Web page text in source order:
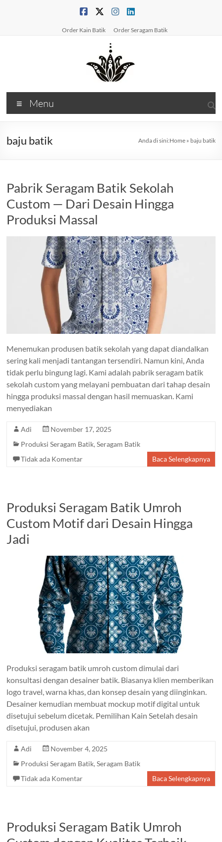
Order Kain Batik Order Seragam Batik
PabrikBatikPrinting
Produsen
&
&
Seragam
Batik
Berkualitas
Menu
baju batik Anda di sini:Home» baju batik
Pabrik Seragam Batik Sekolah
Custom — Dari Desain Hingga
Produksi Massal
Menemukan produsen batik sekolah yang dapat diandalkan
sering kali menjadi tantangan tersendiri. Namun kini, Anda
tidak perlu bingung lagi. Kami adalah pabrik seragam batik
sekolah custom yang melayani pembuatan dari tahap desain
hingga produksi massal dengan hasil memuaskan. Kami
menyediakan
Adi
November 17, 2025
Produksi Seragam Batik,Seragam Batik
Tidak ada Komentar
Baca Selengkapnya
Produksi Seragam Batik Umroh
Custom Motif dari Desain Hingga
Jadi
Produksi seragam batik umroh custom dimulai dari
konsultasi dengan desainer batik. Biasanya klien memberikan
logo travel, warna khas, dan konsep desain yang diinginkan.
Desainer kemudian membuat mockup motif digital untuk
disetujui sebelum dicetak. Pemilihan Kain Setelah desain
disetujui, produsen akan
Adi
November 4, 2025
Produksi Seragam Batik,Seragam Batik
Tidak ada Komentar
Baca Selengkapnya
Produksi Seragam Batik Umroh